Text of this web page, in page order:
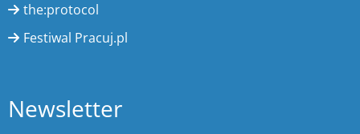
the:protocol
Festiwal Pracuj.pl
Newsletter